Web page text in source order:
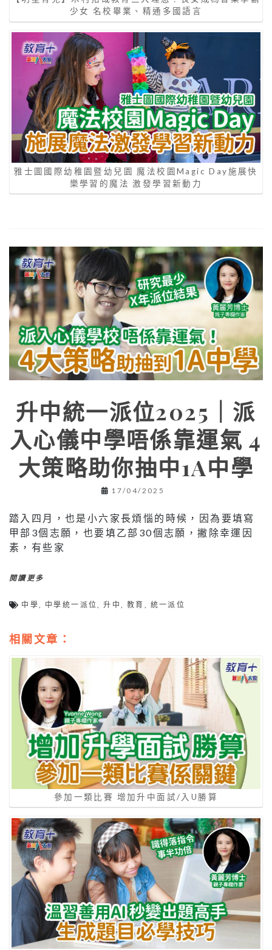
少女 名校畢業、精通多國語言
雅士圖國際幼稚園暨幼兒園 魔法校園Magic Day施展快
樂學習的魔法 激發學習新動力
升中統一派位2025｜派
入心儀中學唔係靠運氣 4
大策略助你抽中1A中學
17/04/2025
踏入四月，也是小六家長煩惱的時候，因為要填寫
甲部3個志願，也要填乙部30個志願，撇除幸運因
素，有些家
閱讀更多
中學 中學統一派位 ,升中 教育 統一派位
相關文章：
參加一類比賽 增加升中面試/入U勝算